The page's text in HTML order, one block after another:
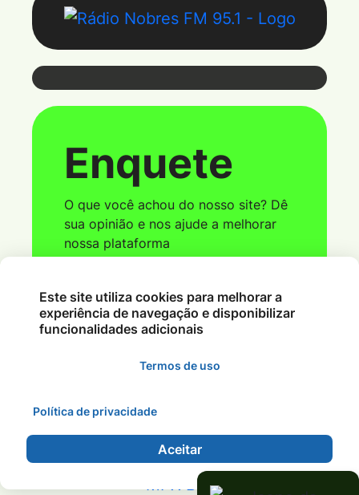
Webmail
Coloque seu e-mail e senha para ter
acesso ao webmail
Enquete
O que você achou do nosso site? Dê
sua opinião e nos ajude a melhorar
nossa plataforma
Ver Parcial
direitos reservados.
Este site utiliza cookies para melhorar a
experiência de navegação e disponibilizar
funcionalidades adicionais
Termos de uso
Política de privacidade
Aceitar